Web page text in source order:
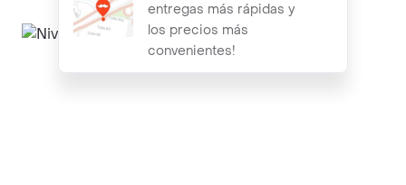
entregas más rápidas y
los precios más
convenientes!